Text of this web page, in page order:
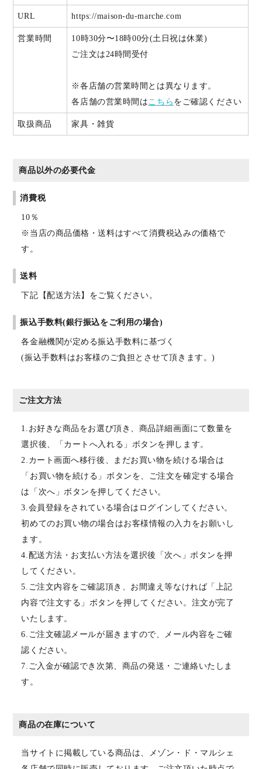
URL https://maison-du-marche.com
営業時間
10時30分〜18時00分(土日祝は休業)
ご注文は24時間受付
※各店舗の営業時間とは異なります。
各店舗の営業時間はこちら をご確認ください
取扱商品 家具・雑貨
商品以外の必要代金
消費税
10％
※当店の商品価格・送料はすべて消費税込みの価格で
す。
送料
下記【配送方法】をご覧ください。
振込手数料(銀行振込をご利用の場合)
各金融機関が定める振込手数料に基づく
(振込手数料はお客様のご負担とさせて頂きます。)
ご注文方法
1.お好きな商品をお選び頂き、商品詳細画面にて数量を
選択後、「カートへ入れる」ボタンを押します。
2.カート画面へ移行後、まだお買い物を続ける場合は
「お買い物を続ける」ボタンを、ご注文を確定する場合
は「次へ」ボタンを押してください。
3.会員登録をされている場合はログインしてください。
初めてのお買い物の場合はお客様情報の入力をお願いし
ます。
4.配送方法・お支払い方法を選択後「次へ」ボタンを押
してください。
5.ご注文内容をご確認頂き、お間違え等なければ「上記
内容で注文する」ボタンを押してください。注文が完了
いたします。
6.ご注文確認メールが届きますので、メール内容をご確
認ください。
7.ご入金が確認でき次第、商品の発送・ご連絡いたしま
す。
商品の在庫について
当サイトに掲載している商品は、メゾン・ド・マルシェ